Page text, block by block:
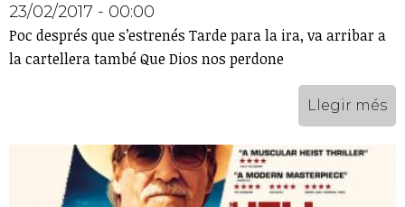
23/02/2017 - 00:00
Poc després que s’estrenés Tarde para la ira, va arribar a
la cartellera també Que Dios nos perdone
Llegir més